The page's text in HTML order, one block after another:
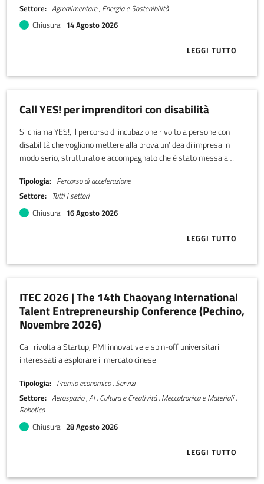
Settore
Agroalimentare , Energia e Sostenibilità
Chiusura 14 Agosto 2026
LEGGI TUTTO
ABOUT
Call YES! per imprenditori con disabilità
Si chiama YES!, il percorso di incubazione rivolto a persone con
disabilità che vogliono mettere alla prova un’idea di impresa in
modo serio, strutturato e accompagnato che è stato messa a
Tipologia
Percorso di accelerazione
Settore
Tutti i settori
Chiusura 16 Agosto 2026
LEGGI TUTTOABOUT CALL
ITEC 2026 | The 14th Chaoyang International
Talent Entrepreneurship Conference (Pechino,
Novembre 2026)
Call rivolta a Startup, PMI innovative e spin-off universitari
interessati a esplorare il mercato cinese
Tipologia
Premio economico , Servizi
Settore
Aerospazio , AI , Cultura e Creatività , Meccatronica e Materiali ,
Robotica
Chiusura 28 Agosto 2026
LEGGI TUTTO
ABOUT ITEC